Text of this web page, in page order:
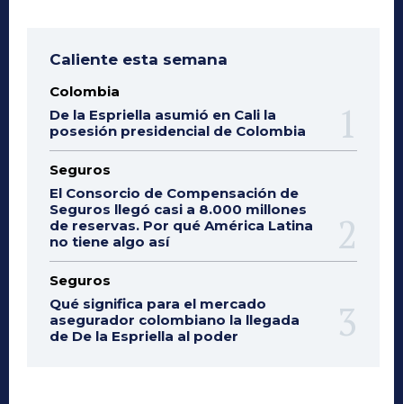
Caliente esta semana
Colombia
De la Espriella asumió en Cali la
posesión presidencial de Colombia
Seguros
El Consorcio de Compensación de
Seguros llegó casi a 8.000 millones
de reservas. Por qué América Latina
no tiene algo así
Seguros
Qué significa para el mercado
asegurador colombiano la llegada
de De la Espriella al poder